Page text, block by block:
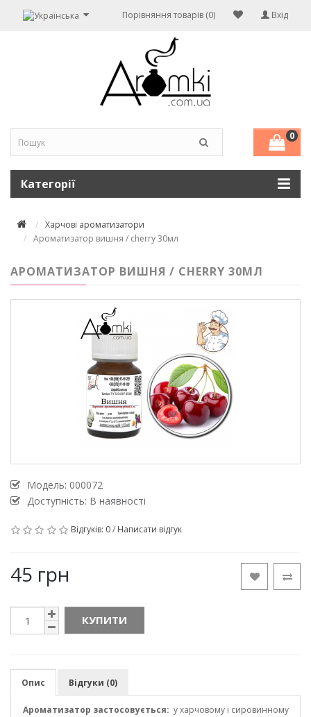
Вхід
Порівняння товарів (0)
0
Категорії
Харчові ароматизатори
Ароматизатор вишня / cherry 30мл
АРОМАТИЗАТОР ВИШНЯ / CHERRY 30МЛ
Модель: 000072
Доступність: В наявності
Відгуків: 0/ Написати відгук
45 грн
КУПИТИ
Опис Відгуки (0)
Ароматизатор застосовується: у харчовому і сировинному